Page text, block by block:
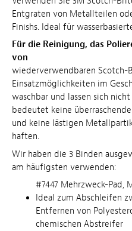
Entgraten von Metallteilen
Finishs. Ideal für
Für die Reinigung, das
von
wiederverwendbaren
Einsatzmöglichkeiten im
waschbar und lassen sich
bedeutet keine
und keine lästigen
haften.
Wir haben die 3 Binden
am häufigsten verwenden:
#7447 Mehrzweck-Pad,
Ideal zum Abschleifen
Entfernen von
chemischen Abstreifer